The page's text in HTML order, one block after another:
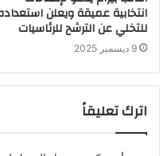
انتخابية عميقة ويعلن
للتخلي عن الترشح للرئاسيات
9 ديسمبر 2025
اترك تعليقاً